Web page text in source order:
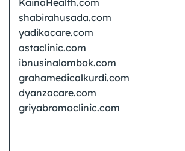
KainaHealth.com
shabirahusada.com
yadikacare.com
astaclinic.com
ibnusinalombok.com
grahamedicalkurdi.com
dyanzacare.com
griyabromoclinic.com